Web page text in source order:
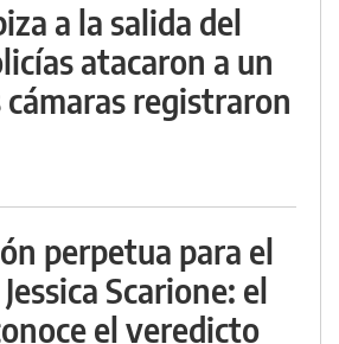
a la salida del
atacaron a un
registraron
perpetua para el
Scarione: el
el veredicto